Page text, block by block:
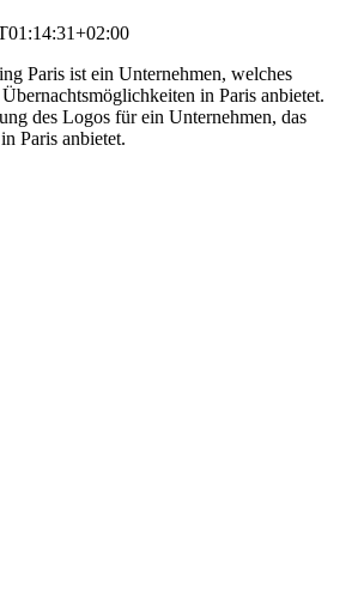
Paris ist ein Unternehmen, welches
in Paris anbietet.
des Logos für ein Unternehmen, das
Paris anbietet.